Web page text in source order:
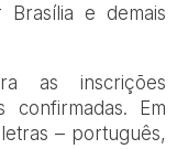
e demais
as inscrições
confirmadas. Em
– português,